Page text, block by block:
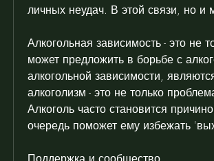
личных неудач. В этой связи, но и
Алкогольная зависимость - это не
может предложить в борьбе с
алкогольной зависимости,
алкоголизм - это не только
Алкоголь часто становится
очередь поможет ему избежать